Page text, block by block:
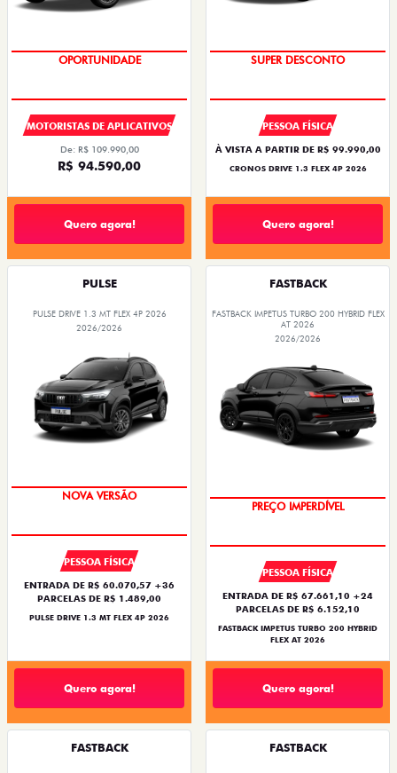
OPORTUNIDADE
MOTORISTAS DE APLICATIVOS
De: R$ 109.990,00
R$ 94.590,00
Quero agora!
SUPER DESCONTO
PESSOA FÍSICA
À VISTA A PARTIR DE R$ 99.990,00
CRONOS DRIVE 1.3 FLEX 4P 2026
Quero agora!
PULSE
PULSE DRIVE 1.3 MT FLEX 4P 2026
2026/2026
NOVA VERSÃO
PESSOA FÍSICA
ENTRADA DE R$ 60.070,57 +36
PARCELAS DE R$ 1.489,00
PULSE DRIVE 1.3 MT FLEX 4P 2026
Quero agora!
FASTBACK
FASTBACK IMPETUS TURBO 200 HYBRID FLEX
AT 2026
2026/2026
PREÇO IMPERDÍVEL
PESSOA FÍSICA
ENTRADA DE R$ 67.661,10 +24
PARCELAS DE R$ 6.152,10
FASTBACK IMPETUS TURBO 200 HYBRID
FLEX AT 2026
Quero agora!
FASTBACK FASTBACK